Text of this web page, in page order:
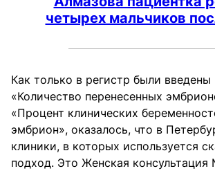
четырех мальчиков
Как только в регистр были введены
«Количество перенесенных
«Процент клинических
эмбрион», оказалось, что в
клиники, в которых используется
подход. Это Женская